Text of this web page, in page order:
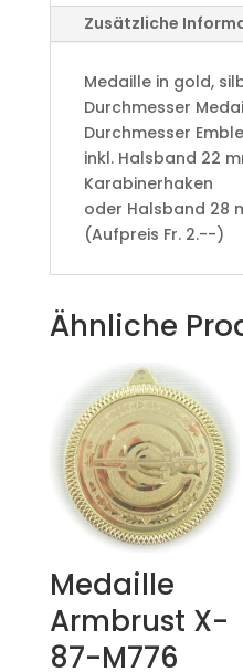
Zusätzliche
Medaille in gold,
​Durchmesser
Durchmesser
​inkl. Halsband 22
Karabinerhaken
oder Halsband 28
(Aufpreis Fr. 2.--)
Ähnliche
Medaille
Armbrust X-
87-M776